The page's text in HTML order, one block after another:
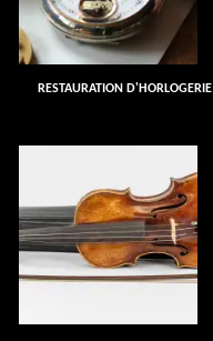
RESTAURATION